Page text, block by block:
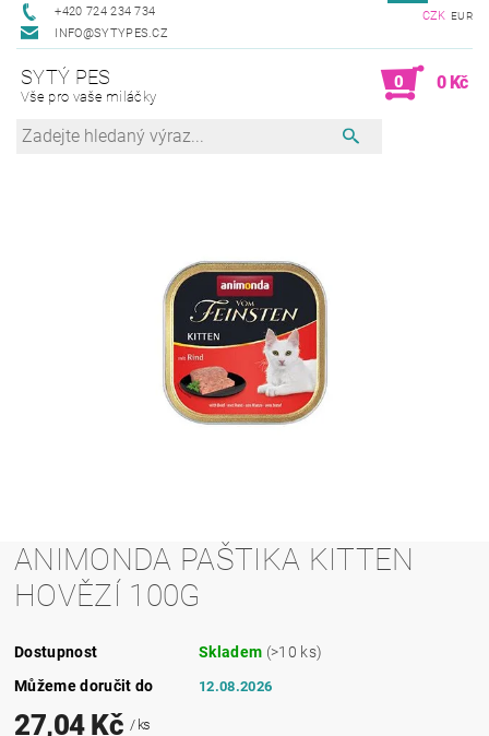
+420 724 234 734
INFO@SYTYPES.CZ
CZK EUR
SYTÝ PES
Vše pro vaše miláčky
0 0 Kč
ANIMONDA PAŠTIKA KITTEN
HOVĚZÍ 100G
Dostupnost Skladem (>10 ks)
Můžeme doručit do
12.08.2026
27,04 Kč / ks